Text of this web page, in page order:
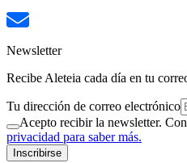
Newsletter
Recibe Aleteia cada día en tu
Tu dirección de correo electrónico
Acepto recibir la newsletter.
privacidad para saber más.
Inscribirse